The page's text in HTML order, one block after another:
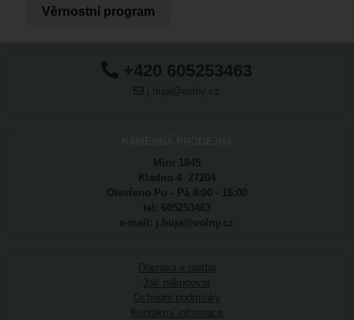
Věrnostní program
+420 605253463
j.huja@volny.cz
Míru 1845
Kladno 4 27204
Otevřeno Po - Pá 8:00 - 16:00
tel: 605253463
e-mail: j.huja@volny.cz
Doprava a platba
Jak nakupovat
Ochodní podmínky
Kontaktní informace